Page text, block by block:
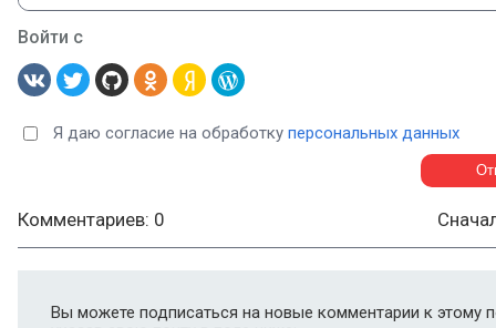
Войти с
Я даю согласие на обработку персональных данных
Комментариев: 0
Вы можете подписаться на новые комментарии к этому